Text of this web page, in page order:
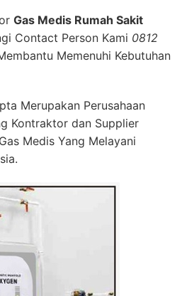
Gas Medis Rumah Sakit
Contact Person Kami 0812
Memenuhi Kebutuhan
Merupakan Perusahaan
Kontraktor dan Supplier
Medis Yang Melayani